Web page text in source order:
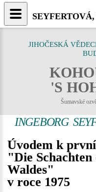
JIHOČESKÁ
'S
Šumavské
INGEBORG
Úvodem k
"Die Schachten
Waldes"
v roce 1975